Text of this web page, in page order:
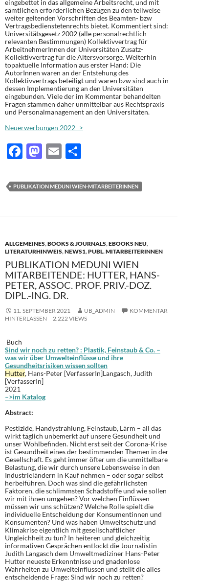
eingebettet in das allgemeine Arbeitsrecht, und mit
sämtlichen erforderlichen Bezügen zu den teilweise
weiter geltenden Vorschriften des Beamten- bzw
Vertragsbedienstetenrechts bietet. Kommentiert sind:
Universitätsgesetz 2002 (alle personalrechtlich
relevanten Bestimmungen) Kollektivvertrag für
ArbeitnehmerInnen der Universitäten Zusatz-
Kollektivvertrag für die Altersvorsorge. Weiterhin
topaktuelle Information aus erster Hand: Die
AutorInnen waren an der Entstehung des
Kollektivvertrags beteiligt und waren bzw sind auch in
dessen Implementierung an den Universitäten
eingebunden. Viele der im Kommentar behandelten
Fragen stammen daher unmittelbar aus Rechtspraxis
und Personalmanagement an den Universitäten.
Neuerwerbungen 2022–>
F
e
o
k
M
to
o
E
ail le
PUBLIKATION MEDUNI WIEN-MITARBEITERINNEN
ALLGEMEINES,BOOKS & JOURNALS,EBOOKS NEU,
LITERATURHINWEIS,NEWS1,PUBL. MITARBEITERINNEN
PUBLIKATION MEDUNI WIEN
MITARBEITENDE: HUTTER, HANS-
PETER, ASSOC. PROF. PRIV.-DOZ.
DIPL.-ING. DR.
11. SEPTEMBER 2021 UB_ADMIN
KOMMENTAR
HINTERLASSEN
2.222 VIEWS
Buch
Sind wir noch zu retten? : Plastik, Feinstaub & Co. –
was wir über Umwelteinflüsse und ihre
Gesundheitsrisiken wissen sollten
Hutter, Hans-Peter [VerfasserIn]Langasch, Judith
[VerfasserIn]
2021
–>im Katalog
Abstract:
Pestizide, Handystrahlung, Feinstaub, Lärm – all das
wirkt täglich unbemerkt auf unsere Gesundheit und
unser Wohlbefinden. Nicht erst seit der Corona-Krise
ist Gesundheit eines der bestimmenden Themen in der
Gesellschaft. Es geht immer öfter um die unmittelbare
Belastung, die wir durch unsere Lebensweise in den
Industrieländern in Kauf nehmen – oder sogar selbst
herbeiführen. Doch was sind die gefährlichsten
Faktoren, die schlimmsten Schadstoffe und wie sollen
wir mit ihnen umgehen? Vor welchen Einflüssen
müssen wir uns schützen? Welche Rolle spielt die
individuelle Entscheidung der Konsumentinnen und
Konsumenten? Und was haben Umweltschutz und
Klimakrise eigentlich mit gesellschaftlicher
Ungleichheit zu tun? In heiteren und gleichzeitig
informativen Gesprächen entlockt die Journalistin
Judith Langasch dem Umweltmediziner Hans-Peter
Hutter neueste Erkenntnisse und gnadenlose
Wahrheiten zu Umwelteinflüssen und stellt die alles
entscheidende Frage: Sind wir noch zu retten?